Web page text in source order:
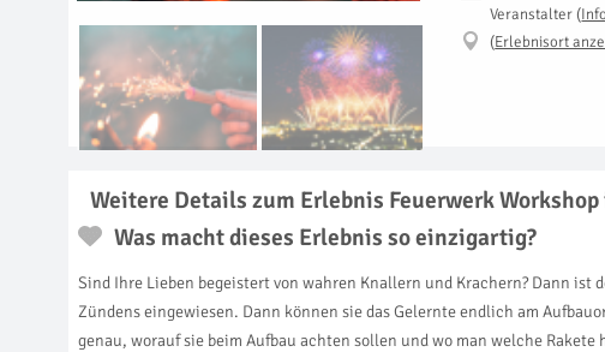
Veranstalter (
(Erlebnisort
Weitere Details zum Erlebnis Feuerwerk
Was macht dieses Erlebnis so einzigartig?
Sind Ihre Lieben begeistert von wahren Knallern und Krachern? Dann
Zündens eingewiesen. Dann können sie das Gelernte endlich am
genau, worauf sie beim Aufbau achten sollen und wo man welche